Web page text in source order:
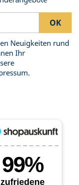
Neuigkeiten rund
Ihr